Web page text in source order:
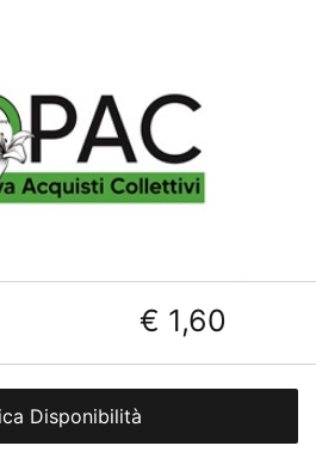
€ 1,60
Disponibilità